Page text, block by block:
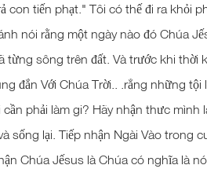
con tiến phạt." Tôi có thế đi ra khỏi
nói rằng một ngày nào đó Chúa
từng sông trên đất. Và trước khi thời
đắn Với Chúa Trời.. .rẳng những
cần phải làm gi? Hãy nhận thưc
sống lại. Tiếp nhận Ngài Vào trong
Chúa Jếsus là Chúa có nghĩa là